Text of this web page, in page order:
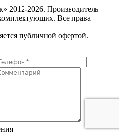
2012-2026. Производитель
Все права
публичной офертой.